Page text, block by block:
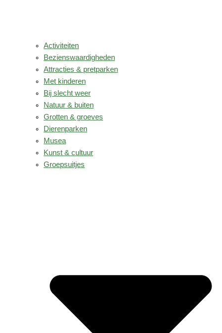
Activiteiten
Bezienswaardigheden
Attracties & pretparken
Met kinderen
Bij slecht weer
Natuur & buiten
Grotten & groeves
Dierenparken
Musea
Kunst & cultuur
Groepsuitjes